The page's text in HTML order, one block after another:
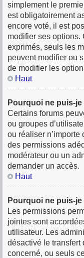
simplement le
est obligatoirement
encore voté, il est
modifier ses options.
exprimés, seuls les
peuvent modifier ou
de modifier les
Haut
Pourquoi ne puis-
Certains forums
ou groupes
ou réaliser
des permissions
modérateur ou un
demander un accès.
Haut
Pourquoi ne puis-
Les permissions
jointes sont
utilisateur. Les
désactivé le transfert
concerné, ou seuls